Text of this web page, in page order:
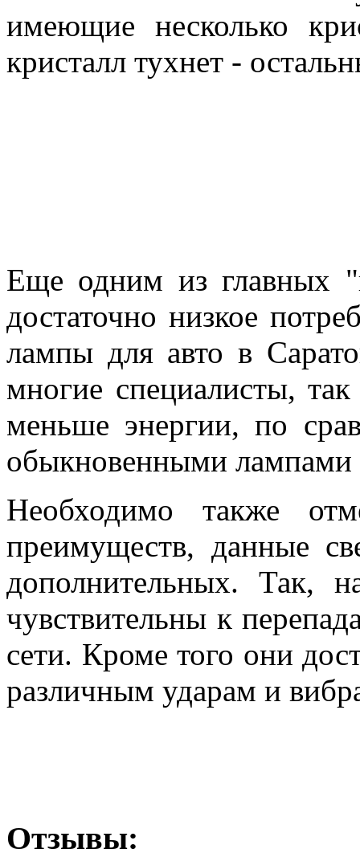
имеющие несколько
кристалл тухнет -
Еще одним из главных
достаточно низкое
лампы для авто в
многие специалисты,
меньше энергии, по
обыкновенными лампами
Необходимо также
преимуществ, данные
дополнительных. Так,
чувствительны к
сети. Кроме того они
различным ударам и
Отзывы: